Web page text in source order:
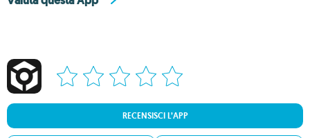
RECENSISCI L’APP